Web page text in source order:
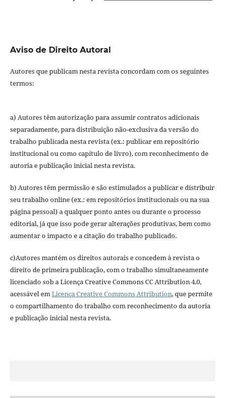
Aviso de Direito Autoral
Autores que publicam nesta revista concordam com os seguintes
termos:
a) Autores têm autorização para assumir contratos adicionais
separadamente, para distribuição não-exclusiva da versão do
trabalho publicada nesta revista (ex.: publicar em repositório
institucional ou como capítulo de livro), com reconhecimento de
autoria e publicação inicial nesta revista.
b) Autores têm permissão e são estimulados a publicar e distribuir
seu trabalho online (ex.: em repositórios institucionais ou na sua
página pessoal) a qualquer ponto antes ou durante o processo
editorial, já que isso pode gerar alterações produtivas, bem como
aumentar o impacto e a citação do trabalho publicado.
c)Autores mantém os direitos autorais e concedem à revista o
direito de primeira publicação, com o trabalho simultaneamente
licenciado sob a Licença Creative Commons CC Attribution 4.0,
acessável emLicença Creative Commons Attribution, que permite
o compartilhamento do trabalho com reconhecimento da autoria
e publicação inicial nesta revista.